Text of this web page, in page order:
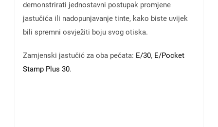
demonstrirati jednostavni postupak promjene
jastučića ili nadopunjavanje tinte, kako biste uvijek
bili spremni osvježiti boju svog otiska.
Zamjenski jastučić za oba pečata: E/30, E/Pocket
Stamp Plus 30.